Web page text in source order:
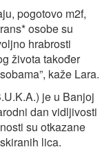
pogotovo m2f,
osobe su
hrabrosti
života također
kaže Lara.
je u Banjoj
dan vidljivosti
su otkazane
lica.